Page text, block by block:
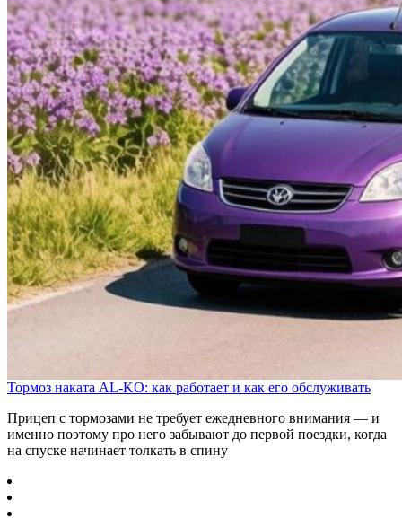
Тормоз наката AL-KO: как работает и как его обслуживать
Прицеп с тормозами не требует ежедневного внимания — и
именно поэтому про него забывают до первой поездки, когда
на спуске начинает толкать в спину